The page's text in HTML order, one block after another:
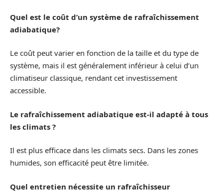
Quel est le coût d’un système de rafraîchissement
adiabatique?
Le coût peut varier en fonction de la taille et du type de
système, mais il est généralement inférieur à celui d’un
climatiseur classique, rendant cet investissement
accessible.
Le rafraîchissement adiabatique est-il adapté à tous
les climats ?
Il est plus efficace dans les climats secs. Dans les zones
humides, son efficacité peut être limitée.
Quel entretien nécessite un rafraîchisseur